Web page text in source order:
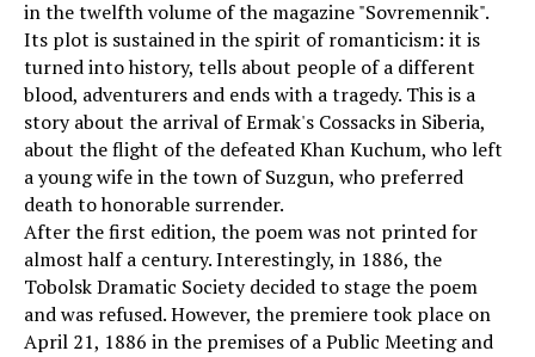
in the twelfth volume of the magazine "Sovremennik".
Its plot is sustained in the spirit of romanticism: it is
turned into history, tells about people of a different
blood, adventurers and ends with a tragedy. This is a
story about the arrival of Ermak's Cossacks in Siberia,
about the flight of the defeated Khan Kuchum, who left
a young wife in the town of Suzgun, who preferred
death to honorable surrender.
After the first edition, the poem was not printed for
almost half a century. Interestingly, in 1886, the
Tobolsk Dramatic Society decided to stage the poem
and was refused. However, the premiere took place on
April 21, 1886 in the premises of a Public Meeting and